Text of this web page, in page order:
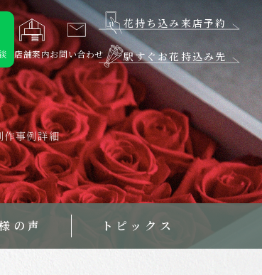
店舗案内お問い合わせ
花持ち込み来店予約
駅すぐお花持込み先
の声 トピックス
作事例詳細